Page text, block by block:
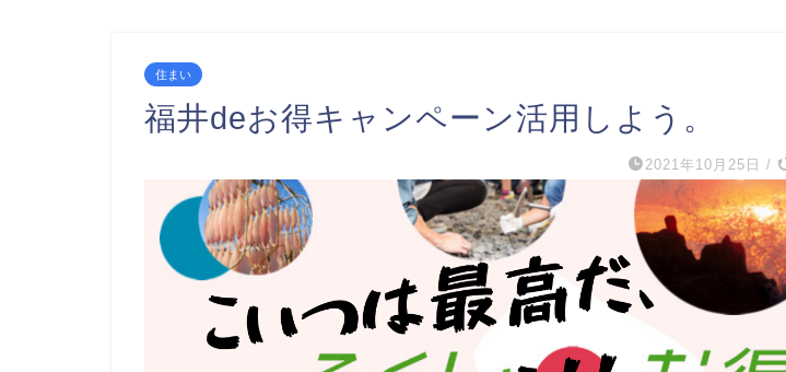
住まい
福井deお得キャンペーン活用しよう。
2021年10月25日 /